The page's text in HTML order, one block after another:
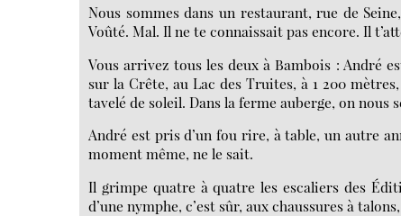
Nous sommes dans un restaurant, rue de
Voûté. Mal. Il ne te connaissait pas encore. Il
Vous arrivez tous les deux à Bambois : André
sur la Crête, au Lac des Truites, à 1 200
tavelé de soleil. Dans la ferme auberge, on
André est pris d’un fou rire, à table, un autre
moment même, ne le sait.
Il grimpe quatre à quatre les escaliers des
d’une nymphe, c’est sûr, aux chaussures à